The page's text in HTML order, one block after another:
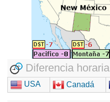
Diferencia horaria
USA Canadá